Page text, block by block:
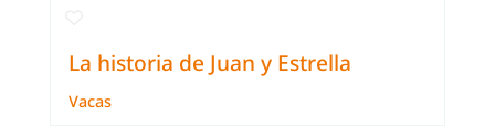
La historia de Juan y Estrella
Vacas